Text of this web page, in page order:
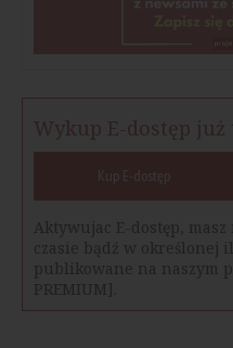
Wykup E-dostęp już
Kup E-dostęp
Aktywujac E-dostęp,
czasie bądź w określonej
publikowane na naszym
PREMIUM].